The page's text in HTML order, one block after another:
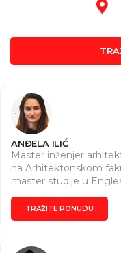
ANĐELA ILIĆ
Master inženjer
na Arhitektonskom
master studije u
Grafičkim dizajnom se
razne kurseve.
sve vrste logo dizajna i
41 01 ili putem mejla
TRAŽITE PONUDU